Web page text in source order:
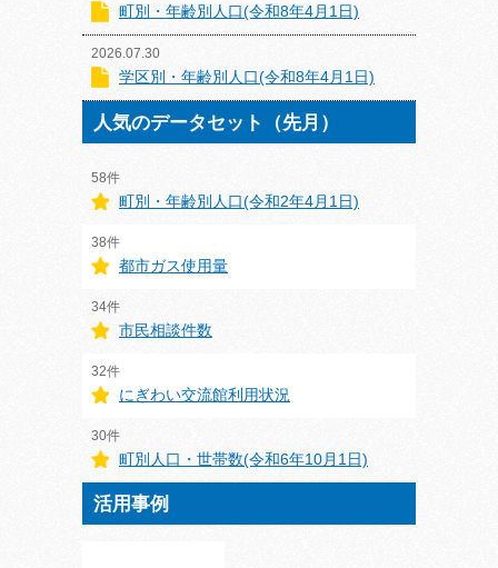
町別・年齢別人口(令和8年4月1日)
2026.07.30
学区別・年齢別人口(令和8年4月1日)
人気のデータセット（先月）
58件
町別・年齢別人口(令和2年4月1日)
38件
都市ガス使用量
34件
市民相談件数
32件
にぎわい交流館利用状況
30件
町別人口・世帯数(令和6年10月1日)
活用事例